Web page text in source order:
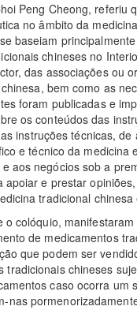
Peng Cheong, referiu
no âmbito da
baseiam
chineses no
das associações ou
bem como as
foram publicadas e
os conteúdos das
instruções técnicas,
e técnico da medicina
aos negócios sob a
e prestar
tradicional chinesa
colóquio,
de medicamentos
que podem ser
chineses
caso ocorra um
nas